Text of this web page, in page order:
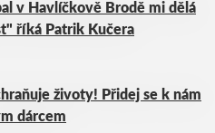
v Havlíčkově Brodě mi dělá
říká Patrik Kučera
životy! Přidej se k nám
dárcem